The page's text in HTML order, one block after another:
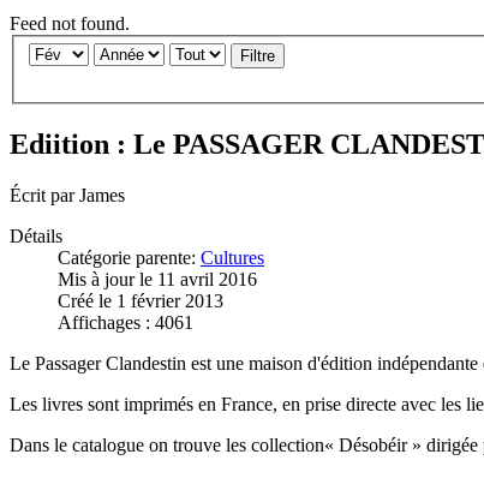
Feed not found.
Filtre
Ediition : Le PASSAGER
Écrit parJames
Détails
Catégorie parente: Cultures
Mis à jour le 11 avril 2016
Créé le 1 février 2013
Affichages : 4061
Le Passager Clandestin est une maison d'édition
Les livres sont imprimés en France, en prise directe avec les
Dans le catalogue on trouve les collection« Désobéir »